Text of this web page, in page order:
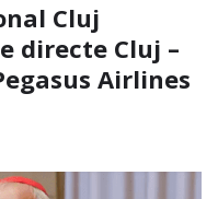
Cluj
directe Cluj –
Airlines